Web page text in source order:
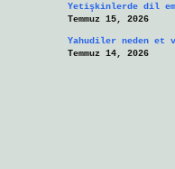
Yetişkinlerde dil
Temmuz 15, 2026
Yahudiler neden et
Temmuz 14, 2026